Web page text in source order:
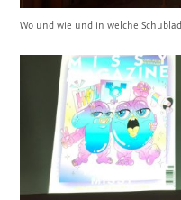
Wo und wie und in welche